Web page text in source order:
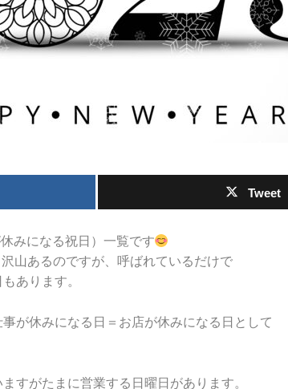
Tweet
みになる祝日）一覧です
山あるのですが、呼ばれているだけで
あります。
が休みになる日＝お店が休みになる日として
すがたまに営業する日曜日があります。